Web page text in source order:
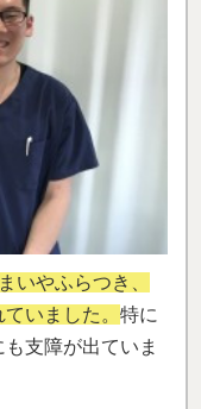
いやふらつき、
いました。 特に
支障が出ていま